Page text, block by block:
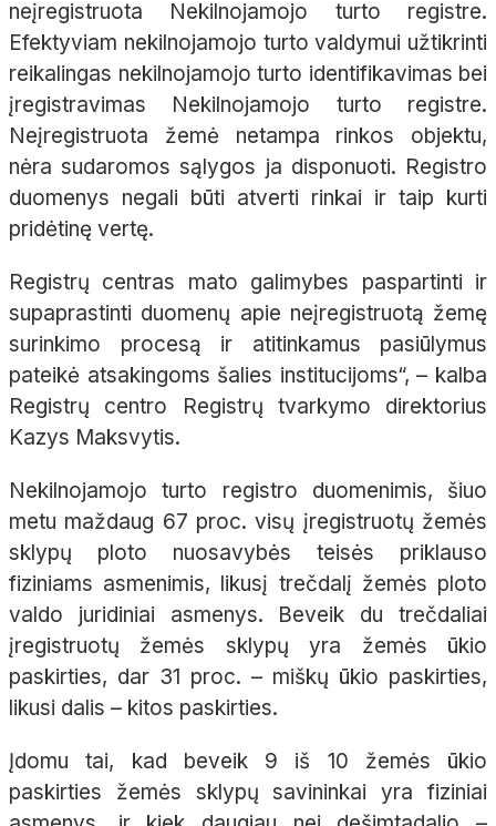
neįregistruota Nekilnojamojo turto registre.
Efektyviam nekilnojamojo turto valdymui užtikrinti
reikalingas nekilnojamojo turto identifikavimas bei
įregistravimas Nekilnojamojo turto registre.
Neįregistruota žemė netampa rinkos objektu,
nėra sudaromos sąlygos ja disponuoti. Registro
duomenys negali būti atverti rinkai ir taip kurti
pridėtinę vertę.
Registrų centras mato galimybes paspartinti ir
supaprastinti duomenų apie neįregistruotą žemę
surinkimo procesą ir atitinkamus pasiūlymus
pateikė atsakingoms šalies institucijoms“, – kalba
Registrų centro Registrų tvarkymo direktorius
Kazys Maksvytis.
Nekilnojamojo turto registro duomenimis, šiuo
metu maždaug 67 proc. visų įregistruotų žemės
sklypų ploto nuosavybės teisės priklauso
fiziniams asmenimis, likusį trečdalį žemės ploto
valdo juridiniai asmenys. Beveik du trečdaliai
įregistruotų žemės sklypų yra žemės ūkio
paskirties, dar 31 proc. – miškų ūkio paskirties,
likusi dalis – kitos paskirties.
Įdomu tai, kad beveik 9 iš 10 žemės ūkio
paskirties žemės sklypų savininkai yra fiziniai